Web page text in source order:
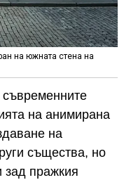
на южната стена на
на анимирана
на
същества, но
зад пражкия